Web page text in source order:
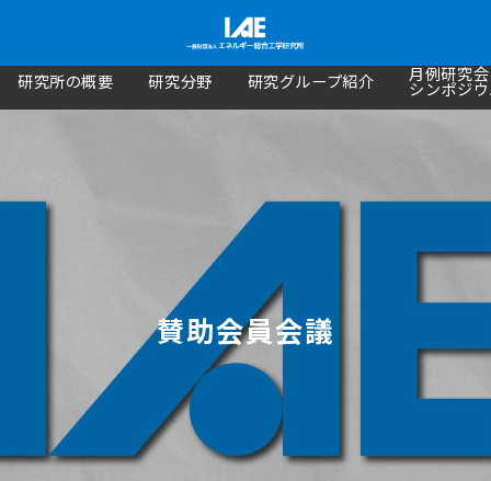
研究所の概要 研究分野 研究グループ紹介 月例研究
シンポジ
賛助会員会議